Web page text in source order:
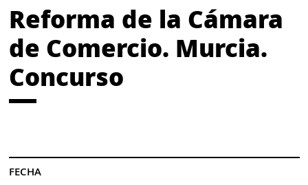
Reforma de la Cámara
de Comercio. Murcia.
Concurso
FECHA